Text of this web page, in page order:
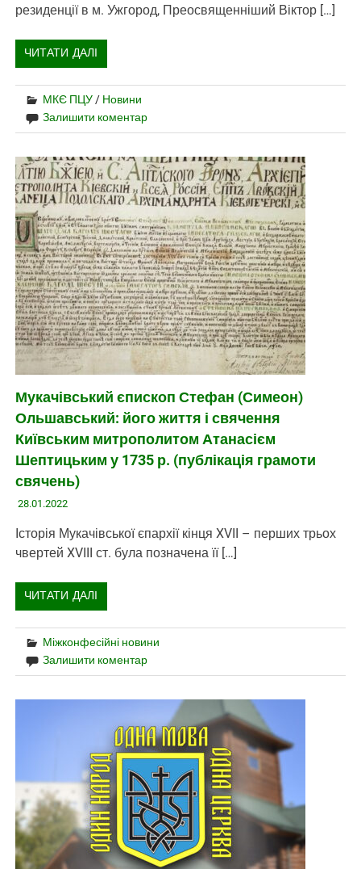
резиденції в м. Ужгород, Преосвященніший Віктор […]
ЧИТАТИ ДАЛІ
МКЄ ПЦУ / Новини
Залишити коментар
Мукачівський єпископ Стефан (Симеон)
Ольшавський: його життя і свячення
Київським митрополитом Атанасієм
Шептицьким у 1735 р. (публікація грамоти
свячень)
28.01.2022
Історія Мукачівської єпархії кінця XVII – перших трьох
чвертей XVIII ст. була позначена її […]
ЧИТАТИ ДАЛІ
Міжконфесійні новини
Залишити коментар